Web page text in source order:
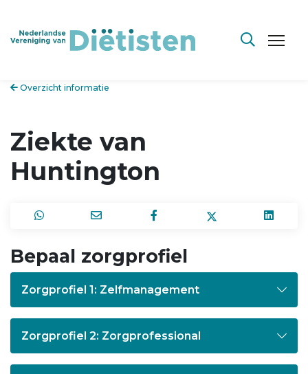
Overzicht informatie
Ziekte van
Huntington
Bepaal zorgprofiel
Zorgprofiel 1: Zelfmanagement
Zorgprofiel 2: Zorgprofessional